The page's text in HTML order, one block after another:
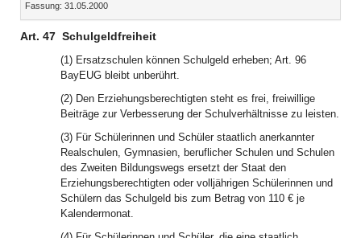
Fassung: 31.05.2000
Art. 47 Schulgeldfreiheit
(1) Ersatzschulen können Schulgeld erheben; Art. 96
BayEUG bleibt unberührt.
(2) Den Erziehungsberechtigten steht es frei, freiwillige
Beiträge zur Verbesserung der Schulverhältnisse zu leisten.
(3) Für Schülerinnen und Schüler staatlich anerkannter
Realschulen, Gymnasien, beruflicher Schulen und Schulen
des Zweiten Bildungswegs ersetzt der Staat den
Erziehungsberechtigten oder volljährigen Schülerinnen und
Schülern das Schulgeld bis zum Betrag von 110 € je
Kalendermonat.